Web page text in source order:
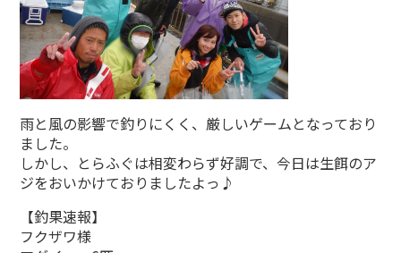
雨と風の影響で釣りにくく、厳しいゲームとなっており
ました。
しかし、とらふぐは相変わらず好調で、今日は生餌のア
ジをおいかけておりましたよっ♪
【釣果速報】
フクザワ様